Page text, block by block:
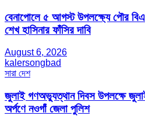
বেনাপোলে ৫ আগস্ট উপলক্ষ্যে পৌর
শেখ হাসিনার ফাঁসির দাবি
August 6, 2026
kalersongbad
সারা দেশ
জুলাই গণঅভ্যুত্থান দিবস উপলক্ষে
অর্পণে নওগাঁ জেলা পুলিশ